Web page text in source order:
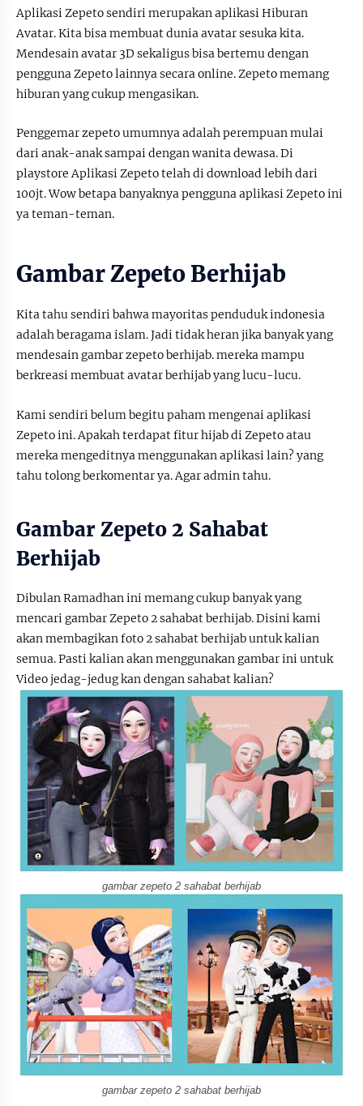
Aplikasi Zepeto sendiri merupakan aplikasi Hiburan
Avatar. Kita bisa membuat dunia avatar sesuka kita.
Mendesain avatar 3D sekaligus bisa bertemu dengan
pengguna Zepeto lainnya secara online. Zepeto memang
hiburan yang cukup mengasikan.
Penggemar zepeto umumnya adalah perempuan mulai
dari anak-anak sampai dengan wanita dewasa. Di
playstore Aplikasi Zepeto telah di download lebih dari
100jt. Wow betapa banyaknya pengguna aplikasi Zepeto ini
ya teman-teman.
Gambar Zepeto Berhijab
Kita tahu sendiri bahwa mayoritas penduduk indonesia
adalah beragama islam. Jadi tidak heran jika banyak yang
mendesain gambar zepeto berhijab. mereka mampu
berkreasi membuat avatar berhijab yang lucu-lucu.
Kami sendiri belum begitu paham mengenai aplikasi
Zepeto ini. Apakah terdapat fitur hijab di Zepeto atau
mereka mengeditnya menggunakan aplikasi lain? yang
tahu tolong berkomentar ya. Agar admin tahu.
Gambar Zepeto 2 Sahabat
Berhijab
Dibulan Ramadhan ini memang cukup banyak yang
mencari gambar Zepeto 2 sahabat berhijab. Disini kami
akan membagikan foto 2 sahabat berhijab untuk kalian
semua. Pasti kalian akan menggunakan gambar ini untuk
Video jedag-jedug kan dengan sahabat kalian?
gambar zepeto 2 sahabat berhijab
gambar zepeto 2 sahabat berhijab